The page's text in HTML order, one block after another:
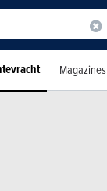
Magazines